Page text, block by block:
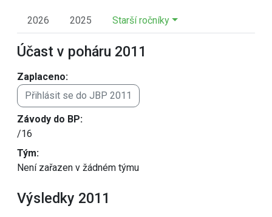
2026 2025 Starší ročníky
Účast v poháru 2011
Zaplaceno:
Přihlásit se do JBP 2011
Závody do BP:
/16
Tým:
Není zařazen v žádném týmu
Výsledky 2011